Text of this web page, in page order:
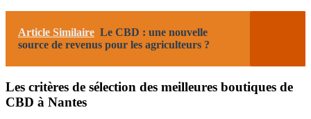
Article Similaire Le CBD : une nouvelle
source de revenus pour les agriculteurs ?
Les critères de sélection des meilleures boutiques de
CBD à Nantes